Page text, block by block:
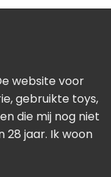
website voor
gebruikte toys,
die mij nog niet
28 jaar. Ik woon